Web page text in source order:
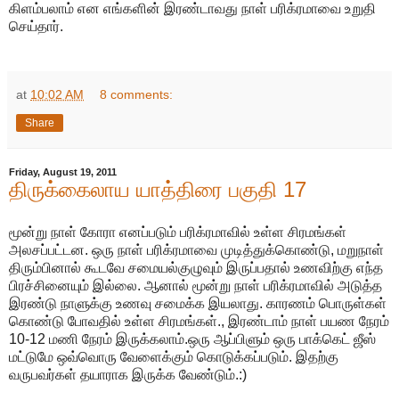
கிளம்பலாம் என எங்களின் இரண்டாவது நாள் பரிக்ரமாவை உறுதி
செய்தார்.
at 10:02 AM 8 comments:
Share
Friday, August 19, 2011
திருக்கைலாய யாத்திரை பகுதி 17
மூன்று நாள் கோரா எனப்படும் பரிக்ரமாவில் உள்ள சிரமங்கள்
அலசப்பட்டன. ஒரு நாள் பரிக்ரமாவை முடித்துக்கொண்டு, மறுநாள்
திரும்பினால் கூடவே சமையல்குழுவும் இருப்பதால் உணவிற்கு எந்த
பிரச்சினையும் இல்லை. ஆனால் மூன்று நாள் பரிக்ரமாவில் அடுத்த
இரண்டு நாளுக்கு உணவு சமைக்க இயலாது. காரணம் பொருள்கள்
கொண்டு போவதில் உள்ள சிரமங்கள்., இரண்டாம் நாள் பயண நேரம்
10-12 மணி நேரம் இருக்கலாம்.ஒரு ஆப்பிளும் ஒரு பாக்கெட் ஜீஸ்
மட்டுமே ஒவ்வொரு வேளைக்கும் கொடுக்கப்படும். இதற்கு
வருபவர்கள் தயாராக இருக்க வேண்டும்.:)